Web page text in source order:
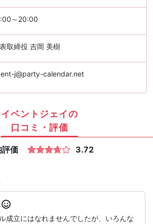
～20:00
取締役 吉岡 美樹
j@party-calendar.net
イベントジェイの
口コミ・評価
価 3.72
成立にはなれませんでしたが、いろんな